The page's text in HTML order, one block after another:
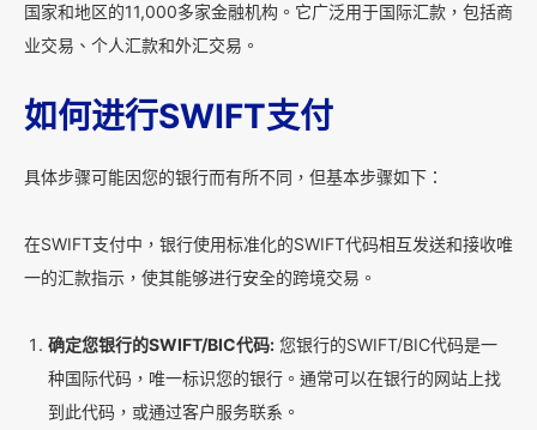
国家和地区的11,000多家金融机构。它广泛用于国际汇款，包括商
业交易、个人汇款和外汇交易。
如何进行SWIFT支付
具体步骤可能因您的银行而有所不同，但基本步骤如下：
在SWIFT支付中，银行使用标准化的SWIFT代码相互发送和接收唯
一的汇款指示，使其能够进行安全的跨境交易。
确定您银行的SWIFT/BIC代码: 您银行的SWIFT/BIC代码是一
种国际代码，唯一标识您的银行。通常可以在银行的网站上找
到此代码，或通过客户服务联系。